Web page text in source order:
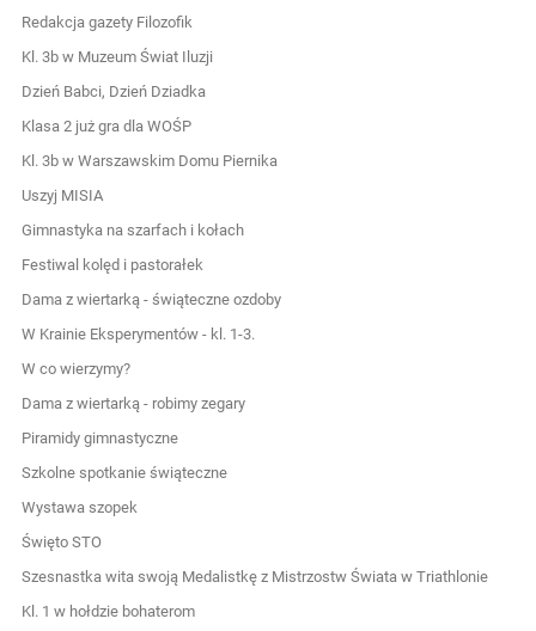
Redakcja gazety Filozofik
Kl. 3b w Muzeum Świat Iluzji
Dzień Babci, Dzień Dziadka
Klasa 2 już gra dla WOŚP
Kl. 3b w Warszawskim Domu Piernika
Uszyj MISIA
Gimnastyka na szarfach i kołach
Festiwal kolęd i pastorałek
Dama z wiertarką - świąteczne ozdoby
W Krainie Eksperymentów - kl. 1-3.
W co wierzymy?
Dama z wiertarką - robimy zegary
Piramidy gimnastyczne
Szkolne spotkanie świąteczne
Wystawa szopek
Święto STO
Szesnastka wita swoją Medalistkę z Mistrzostw Świata w Triathlonie
Kl. 1 w hołdzie bohaterom